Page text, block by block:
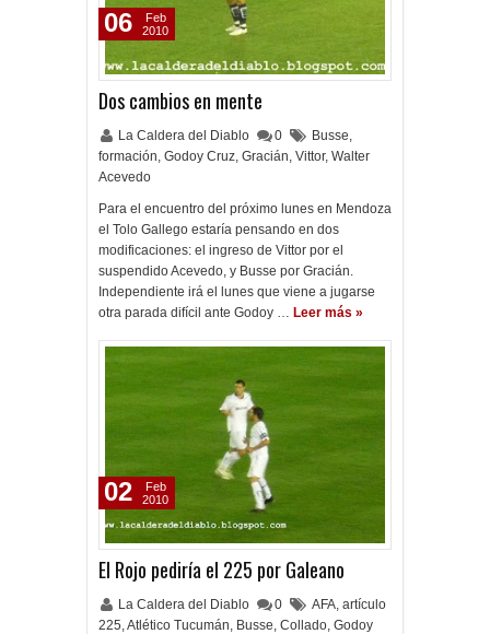
Dos cambios en mente
La Caldera del Diablo 0 Busse,
formación, Godoy Cruz, Gracián, Vittor, Walter
Acevedo
Para el encuentro del próximo lunes en Mendoza
el Tolo Gallego estaría pensando en dos
modificaciones: el ingreso de Vittor por el
suspendido Acevedo, y Busse por Gracián.
Independiente irá el lunes que viene a jugarse
otra parada difícil ante Godoy … Leer más »
06
Feb
2010
El Rojo pediría el 225 por Galeano
La Caldera del Diablo 0 AFA, artículo
225,Atlético Tucumán, Busse, Collado, Godoy
02
Feb
2010